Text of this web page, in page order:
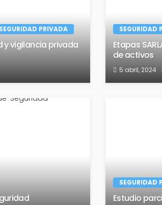
SEGURIDAD PRIVADA
y vigilancia privada
SEGURIDAD
Etapas
de activos
5 abril, 2024
SEGURIDAD
Estudio